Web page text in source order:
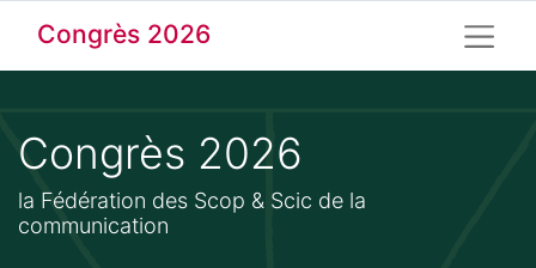
Congrès 2026
Congrès 2026
la Fédération des Scop & Scic de la
communication